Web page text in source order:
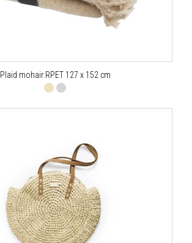
Plaid mohair RPET 127 x 152 cm